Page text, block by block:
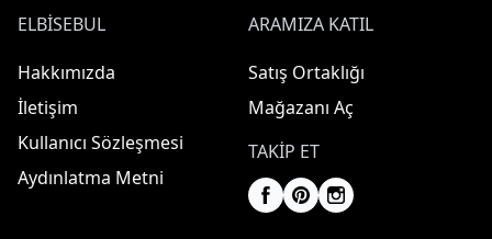
ELBISEBUL
Hakkımızda
İletişim
Kullanıcı Sözleşmesi
Aydınlatma Metni
ARAMIZA KATIL
Satış Ortaklığı
Mağazanı Aç
TAKIP ET